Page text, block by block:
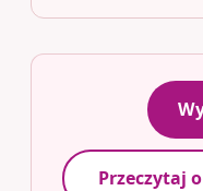
Przeczytaj